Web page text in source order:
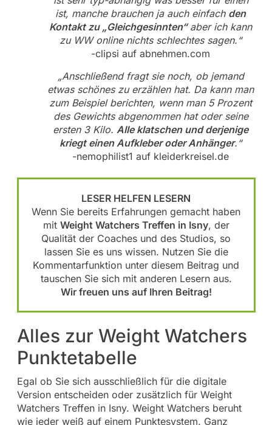
ist, manche brauchen ja auch einfach den
Kontakt zu „Gleichgesinnten“aber ich kann
zu WW online nichts schlechtes sagen.“
-clipsi auf abnehmen.com
„Anschließend fragt sie noch, ob jemand
etwas schönes zu erzählen hat. Da kann man
zum Beispiel berichten, wenn man 5 Prozent
des Gewichts abgenommen hat oder seine
ersten 3 Kilo. Alle klatschen und derjenige
kriegt einen Aufkleber oder Anhänger.“
-nemophilist1 auf kleiderkreisel.de
LESER HELFEN LESERN
Wenn Sie bereits Erfahrungen gemacht haben
mit Weight Watchers Treffen in Isny, der
Qualität der Coaches und des Studios, so
lassen Sie es uns wissen. Nutzen Sie die
Kommentarfunktion unter diesem Beitrag und
tauschen Sie sich mit anderen Lesern aus.
Wir freuen uns auf Ihren Beitrag!
Alles zur Weight Watchers
Punktetabelle
Egal ob Sie sich ausschließlich für die digitale
Version entscheiden oder zusätzlich für Weight
Watchers Treffen in Isny. Weight Watchers beruht
wie jeder weiß auf einem Punktesystem. Ganz